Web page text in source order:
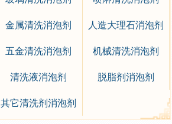
金属清洗消泡剂 人造大理石消泡剂
五金清洗消泡剂 机械清洗消泡剂
清洗液消泡剂 脱脂剂消泡剂
其它清洗剂消泡剂